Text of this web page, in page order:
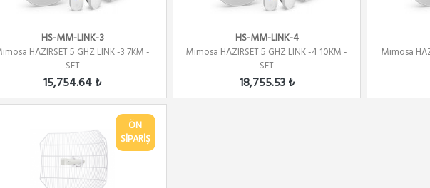
HS-MM-LINK-3
HAZIRSET 5 GHZ LINK -3 7KM -
SET
15,754.64 ₺
HS-MM-LINK-4
Mimosa HAZIRSET 5 GHZ LINK -4 10KM -
SET
18,755.53 ₺
Mimosa
ÖN
SİPARİŞ